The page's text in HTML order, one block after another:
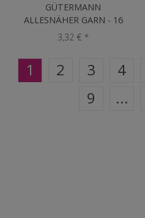
GÜTERMANN
ALLESNÄHER GARN - 16
Rot
3,32 € *
1 2 3 4
9
...